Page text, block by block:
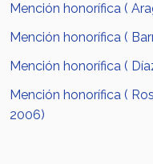
Mención honorífica (
Mención honorífica (
Mención honorífica (
Mención honorífica (
2006)